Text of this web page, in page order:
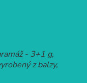
- 3+1 g,
z balzy,